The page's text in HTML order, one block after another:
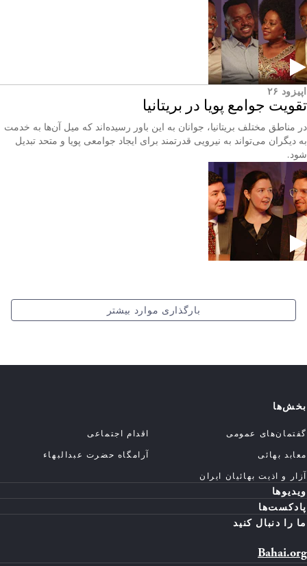
اپیزود ۲۶
تقویت جوامع پویا در بریتانیا
در مناطق مختلف بریتانیا، جوانان به این باور رسیده‌اند که میل آن‌ها به خدمت
به دیگران می‌تواند به نیرویی قدرتمند برای ایجاد جوامعی پویا و متحد تبدیل
شود.
بارگذاری موارد بیشتر
بخش‌ها
گفتمان‌های عمومی
اقدام اجتماعی
معابد بهائی
آرامگاه حضرت عبدالبهاء
آزار و اذیت بهائیان ایران
ویدیوها
پادکست‌ها
ما را دنبال کنید
Bahai.org